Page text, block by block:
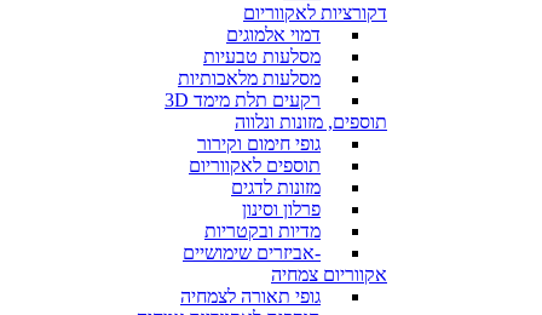
דקורציות לאקווריום
דמוי אלמוגים
מסלעות טבעיות
מסלעות מלאכותיות
רקעים תלת מימד 3D
תוספים, מזונות ונלווה
גופי חימום וקירור
תוספים לאקווריום
מזונות לדגים
פרלון וסינון
מדיות ובקטריות
-אביזרים שימושיים
אקווריום צמחיה
גופי תאורה לצמחיה